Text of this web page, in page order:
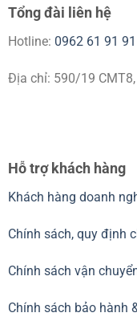
Tổng đài liên hệ
Hotline: 0962 61 91 91
Địa chỉ: 590/19 CMT8,
Hỗ trợ khách hàng
Khách hàng doanh
Chính sách, quy định
Chính sách vận
Chính sách bảo hành